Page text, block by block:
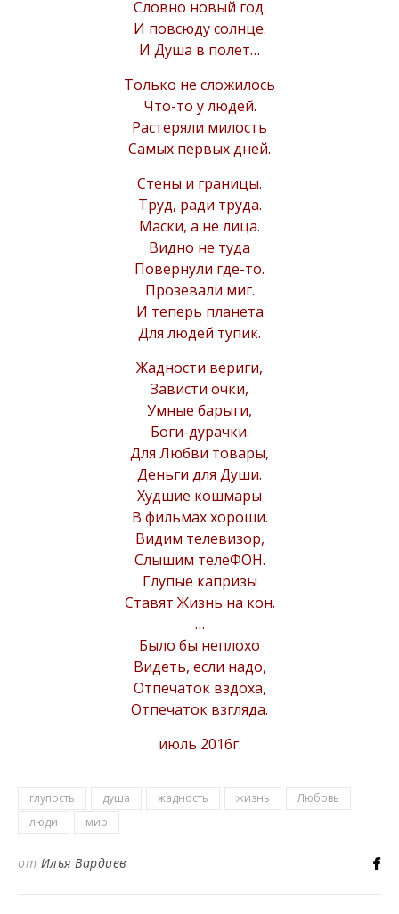
Словно новый год.
И повсюду солнце.
И Душа в полет…
Только не сложилось
Что-то у людей.
Растеряли милость
Самых первых дней.
Стены и границы.
Труд, ради труда.
Маски, а не лица.
Видно не туда
Повернули где-то.
Прозевали миг.
И теперь планета
Для людей тупик.
Жадности вериги,
Зависти очки,
Умные барыги,
Боги-дурачки.
Для Любви товары,
Деньги для Души.
Худшие кошмары
В фильмах хороши.
Видим телевизор,
Слышим телеФОН.
Глупые капризы
Ставят Жизнь на кон.
…
Было бы неплохо
Видеть, если надо,
Отпечаток вздоха,
Отпечаток взгляда.
июль 2016г.
глупость душа жадность жизнь
Любовь
люди
мир
от Илья Вардиев